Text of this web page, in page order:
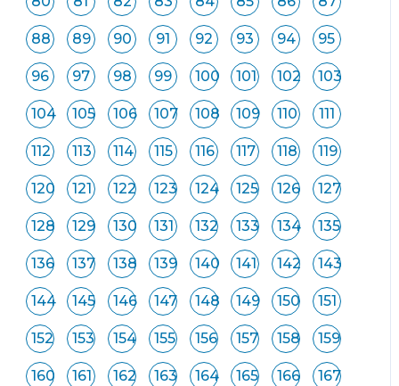
88 89 90 91 92 93 94 95
96 97 98 99 100 101 102 103
104 105 106 107 108 109 110 111
112 113 114 115 116 117 118 119
120 121 122 123 124 125 126 127
128 129 130 131 132 133 134 135
136 137 138 139 140 141 142 143
144 145 146 147 148 149 150 151
152 153 154 155 156 157 158 159
160 161 162 163 164 165 166 167